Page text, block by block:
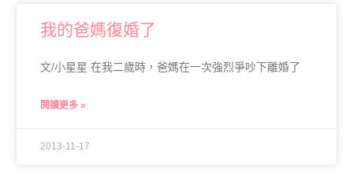
我的爸媽復婚了
文/小星星 在我二歲時，爸媽在一次強烈爭吵下離婚了
閱讀更多 »
2013-11-17